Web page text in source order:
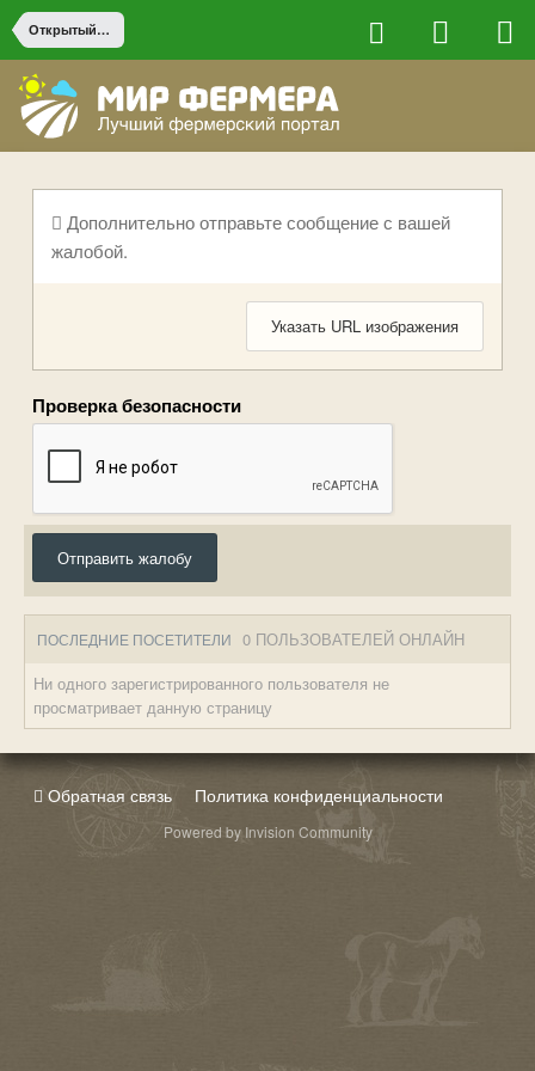
Открытый грунт
Дополнительно отправьте сообщение с вашей
жалобой.
Указать URL изображения
Проверка безопасности
Отправить жалобу
ПОСЛЕДНИЕ ПОСЕТИТЕЛИ 0 ПОЛЬЗОВАТЕЛЕЙ ОНЛАЙН
Ни одного зарегистрированного пользователя не
просматривает данную страницу
Обратная связь Политика конфиденциальности
Powered by Invision Community